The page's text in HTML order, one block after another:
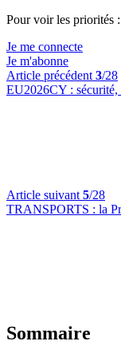
Pour voir les priorités :
Je me connecte
Je m'abonne
Article précédent 3/28
EU2026CY :
Article suivant 5/28
TRANSPORTS : la
Sommaire